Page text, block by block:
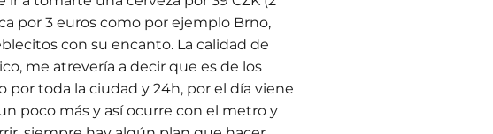
por 3 euros como por ejemplo Brno,
con su encanto. La calidad de
me atrevería a decir que es de los
toda la ciudad y 24h, por el día viene
poco más y así ocurre con el metro y